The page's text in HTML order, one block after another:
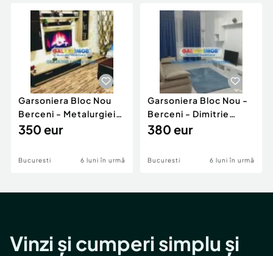
Servicii
Animale de companie
Afaceri și echipamente profesionale
Inchiriere Bunuri si Vehicule
Utilaje agricole si industriale
Piese auto si accesorii
Dacia Duster
Garsoniera Bloc Nou
Berceni - Metalurgiei
Park - Postalionul
350 eur
Bucuresti 6 luni în urmă
Garsoniera Bloc Nou -
Berceni - Dimitrie
Leonida
380 eur
Bucuresti 6 luni în urmă
Vinzi și cumperi simplu și